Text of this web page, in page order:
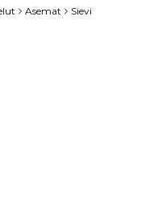
Asemat Sievi